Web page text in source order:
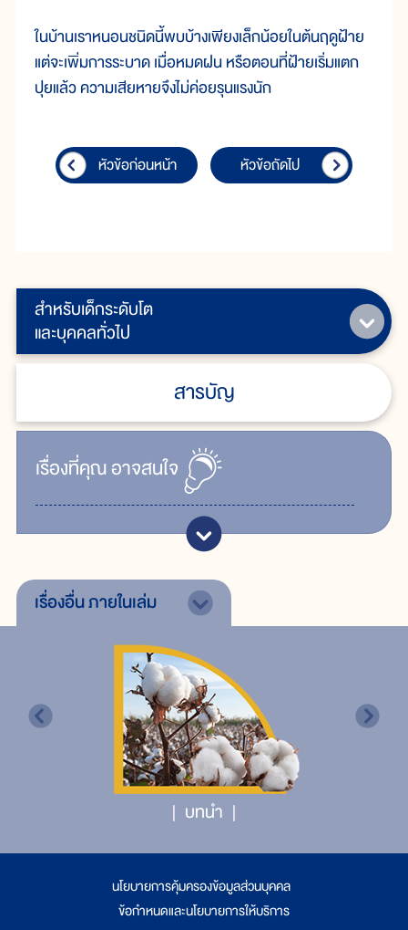
สำหรับเด็กระดับโต
และบุคคลทั่วไป
สารบัญ
เรื่ิองที่คุณอาจสนใจ
ในบ้านเราหนอนชนิดนี้พบบ้างเพียงเล็กน้อยในต้นฤดูฝ้าย
แต่จะเพิ่มการระบาด เมื่อหมดฝน หรือตอนที่ฝ้ายเริ่มแตก
ปุยแล้ว ความเสียหายจึงไม่ค่อยรุนแรงนัก
หัวข้อก่อนหน้า หัวข้อถัดไป
เรื่องอื่นภายในเล่ม
บทนำ
นโยบายการคุ้มครองข้อมูลส่วนบุคคล
ข้อกำหนดและนโยบายการให้บริการ